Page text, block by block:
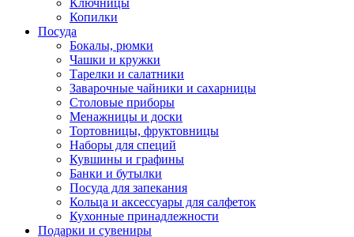
Ключницы
Копилки
Посуда
Бокалы, рюмки
Чашки и кружки
Тарелки и салатники
Заварочные чайники и сахарницы
Столовые приборы
Менажницы и доски
Тортовницы, фруктовницы
Наборы для специй
Кувшины и графины
Банки и бутылки
Посуда для запекания
Кольца и аксессуары для салфеток
Кухонные принадлежности
Подарки и сувениры